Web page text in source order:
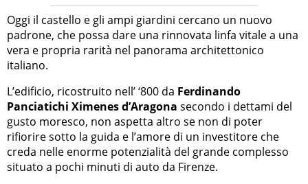
Oggi il castello e gli ampi giardini cercano un nuovo
padrone, che possa dare una rinnovata linfa vitale a una
vera e propria rarità nel panorama architettonico
italiano.
L’edificio, ricostruito nell’ ‘800 da Ferdinando
Panciatichi Ximenes d’Aragona secondo i dettami del
gusto moresco, non aspetta altro se non di poter
rifiorire sotto la guida e l’amore di un investitore che
creda nelle enorme potenzialità del grande complesso
situato a pochi minuti di auto da Firenze.